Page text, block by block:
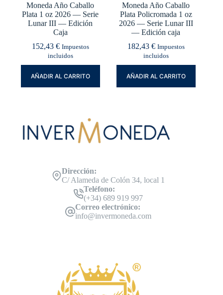
Moneda Año Caballo
Plata 1 oz 2026 — Serie
Lunar III — Edición
Caja
152,43 € Impuestos
incluidos
AÑADIR AL CARRITO
Moneda Año Caballo
Plata Policromada 1 oz
2026 — Serie Lunar III
— Edición caja
182,43 € Impuestos
incluidos
AÑADIR AL CARRITO
Dirección:
C/ Alameda de Colón 34, local 1
Teléfono:
(+34) 689 919 997
Correo electrónico:
info@invermoneda.com